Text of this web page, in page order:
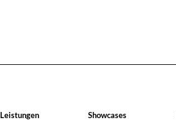
Leistungen Showcases